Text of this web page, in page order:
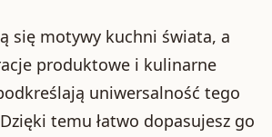
się motywy kuchni świata, a
produktowe i kulinarne
uniwersalność tego
temu łatwo dopasujesz go